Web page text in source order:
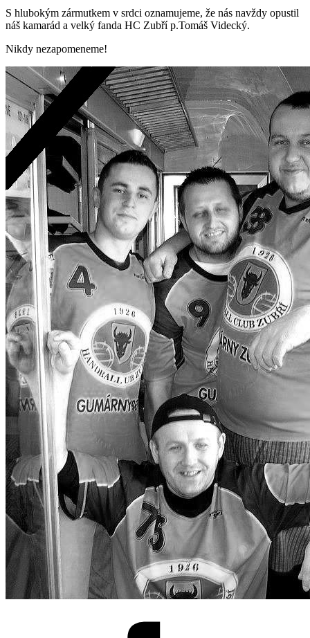
S hlubokým zármutkem v srdci oznamujeme, že nás navždy opustil
náš kamarád a velký fanda HC Zubří p.Tomáš Videcký.
Nikdy nezapomeneme!